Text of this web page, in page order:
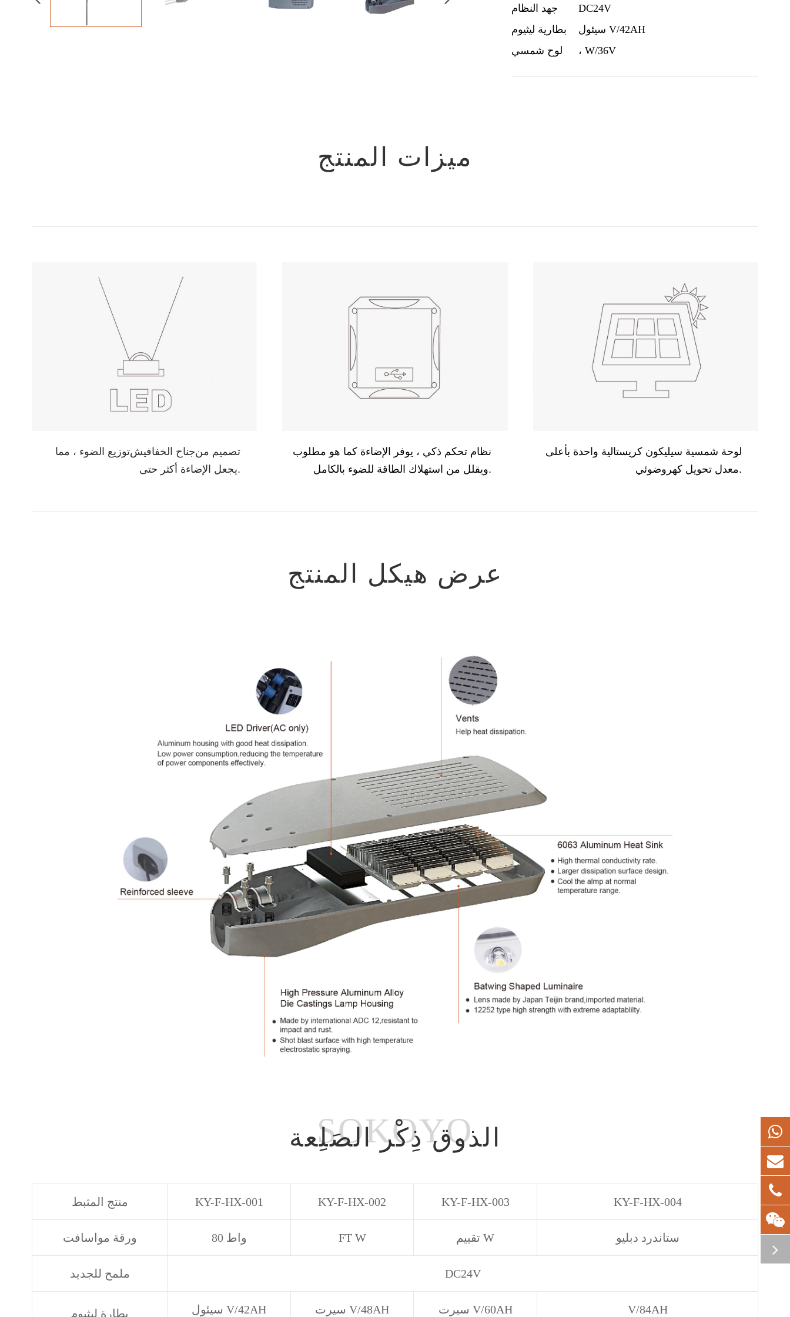
جهد النظام
DC24V
بطارية ليثيوم
سيئول V/42AH
لوح شمسي
، W/36V
ميزات المنتج
تصميم منجناح الخفافيشتوزيع الضوء ، مما
يجعل الإضاءة أكثر حتى.
نظام تحكم ذكي ، يوفر الإضاءة كما هو مطلوب
ويقلل من استهلاك الطاقة للضوء بالكامل.
لوحة شمسية سيليكون كريستالية واحدة بأعلى
معدل تحويل كهروضوئي.
عرض هيكل المنتج
الذوق ذِكْر الصَلِعة
منتج المثبط KY-F-HX-001 KY-F-HX-002 KY-F-HX-003 KY-F-HX-004
ورقة مواسافت 80 واط FT W تقييم W ستاندرد دبليو
ملمح للجديد DC24V
بطارة ليثيوم سيئول V/42AH سيرت V/48AH سيرت V/60AH V/84AH